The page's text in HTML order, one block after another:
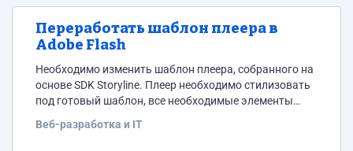
Переработать шаблон плеера в
Adobe Flash
Необходимо изменить шаблон плеера, собранного на
основе SDK Storyline. Плеер необходимо стилизовать
под готовый шаблон, все необходимые элементы
можете задавать в переписке к проекту. Почитать
Веб-разработка и IT